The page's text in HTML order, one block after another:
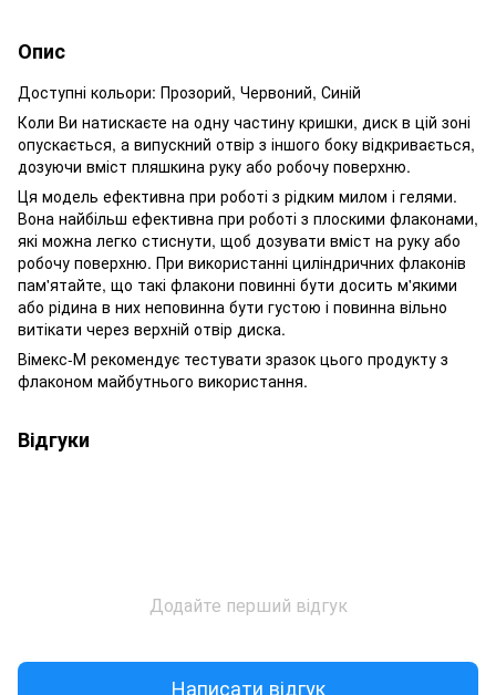
Опис
Доступні кольори: Прозорий, Червоний, Синій
Коли Ви натискаєте на одну частину кришки, диск в цій зоні
опускається, а випускний отвір з іншого боку відкривається,
дозуючи вміст пляшкина руку або робочу поверхню.
Ця модель ефективна при роботі з рідким милом і гелями.
Вона найбільш ефективна при роботі з плоскими флаконами,
які можна легко стиснути, щоб дозувати вміст на руку або
робочу поверхню. При використанні циліндричних флаконів
пам'ятайте, що такі флакони повинні бути досить м'якими
або рідина в них неповинна бути густою і повинна вільно
витікати через верхній отвір диска.
Вімекс-М рекомендує тестувати зразок цього продукту з
флаконом майбутнього використання.
Відгуки
Додайте перший відгук
Написати відгук